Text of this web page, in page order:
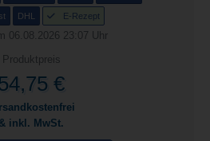
DHL E-Rezept
06.08.2026 23:07 Uhr
Produktpreis
€
& inkl. MwSt.